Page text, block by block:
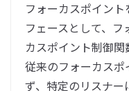
フォーカスポイン
フェースとして、
カスポイント制御関
従来のフォーカス
ず、特定のリスナー